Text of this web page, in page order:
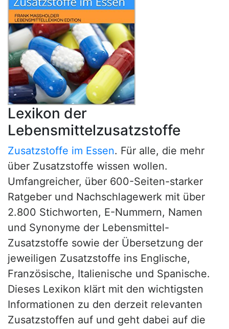
Lexikon der
Lebensmittelzusatzstoffe
Zusatzstoffe im Essen. Für alle, die mehr
über Zusatzstoffe wissen wollen.
Umfangreicher, über 600-Seiten-starker
Ratgeber und Nachschlagewerk mit über
2.800 Stichworten, E-Nummern, Namen
und Synonyme der Lebensmittel-
Zusatzstoffe sowie der Übersetzung der
jeweiligen Zusatzstoffe ins Englische,
Französische, Italienische und Spanische.
Dieses Lexikon klärt mit den wichtigsten
Informationen zu den derzeit relevanten
Zusatzstoffen auf und geht dabei auf die